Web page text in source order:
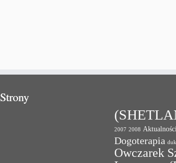
Strony
2007 2008 Aktualności
Dogoterapia
Owczarek